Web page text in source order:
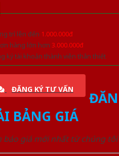
trí lên đến 1.000.000đ
hàng lớn hơn 3.000.000đ
ký tài khoản thành viên thân thiết
ĐĂNG KÝ TƯ VẤN
BẢNG GIÁ
báo giá mới nhất từ chúng tôi